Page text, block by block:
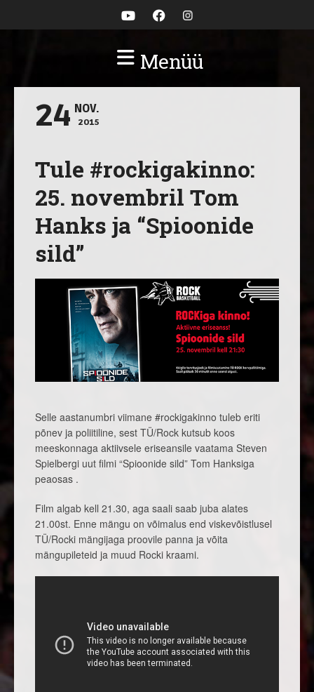
Menüü
24 NOV.
2015
Tule #rockigakinno:
25. novembril Tom
Hanks ja “Spioonide
sild”
Selle aastanumbri viimane #rockigakinno tuleb eriti
põnev ja poliitiline, sest TÜ/Rock kutsub koos
meeskonnaga aktiivsele eriseansile vaatama Steven
Spielbergi uut filmi “Spioonide sild” Tom Hanksiga
peaosas .
Film algab kell 21.30, aga saali saab juba alates
21.00st. Enne mängu on võimalus end viskevõistlusel
TÜ/Rocki mängijaga proovile panna ja võita
mängupileteid ja muud Rocki kraami.